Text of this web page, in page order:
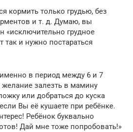
кормить только грудью, без
и т. д. Думаю, вы
«исключительно грудное
и нужно постараться
в период между 6 и 7
залезть в мамину
или добраться до куска
Вы её кушаете при ребёнке.
Ребёнок буквально
Дай мне тоже попробовать!»